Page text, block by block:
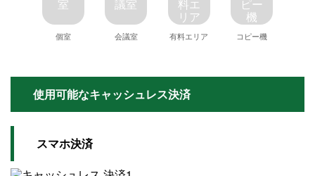
個室 会議室 有料エリア コピー機
使用可能なキャッシュレス決済
スマホ決済